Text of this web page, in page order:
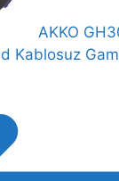
AKKO
Kablosuz